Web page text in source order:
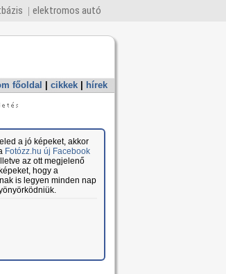
elektromos autó
főoldal cikkek hírek
a jó képeket, akkor
Fotózz.hu új Facebook
az ott megjelenő
hogy a
is legyen minden nap